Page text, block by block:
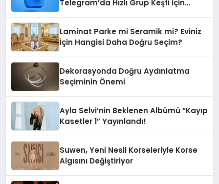
Telegram’da Hızlı Grup Keşfi İçin
Laminat Parke mi Seramik mi? Eviniz
İçin Hangisi Daha Doğru Seçim?
Dekorasyonda Doğru Aydınlatma
Seçiminin Önemi
Ayla Selvi’nin Beklenen Albümü “Kayıp
Kasetler 1” Yayınlandı!
Suwen, Yeni Nesil Korseleriyle Korse
Algısını Değiştiriyor